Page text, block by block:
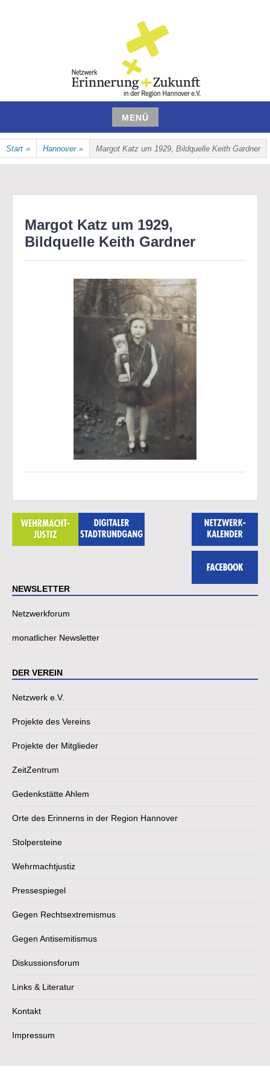
NETZWERK ERINNERUNG UND
ZUKUNFT IN DER REGION
HANNOVER E.V.
MENÜ
Zum
Inhalt
springen
Start » Hannover » Margot Katz um 1929, Bildquelle Keith Gardner
Margot Katz um 1929,
Bildquelle Keith Gardner
NEWSLETTER
Netzwerkforum
monatlicher Newsletter
DER VEREIN
Netzwerk e.V.
Projekte des Vereins
Projekte der Mitglieder
ZeitZentrum
Gedenkstätte Ahlem
Orte des Erinnerns in der Region Hannover
Stolpersteine
Wehrmachtjustiz
Pressespiegel
Gegen Rechtsextremismus
Gegen Antisemitismus
Diskussionsforum
Links & Literatur
Kontakt
Impressum